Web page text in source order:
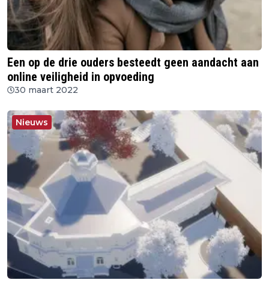
Een op de drie ouders besteedt geen aandacht aan
online veiligheid in opvoeding
30 maart 2022
Nieuws